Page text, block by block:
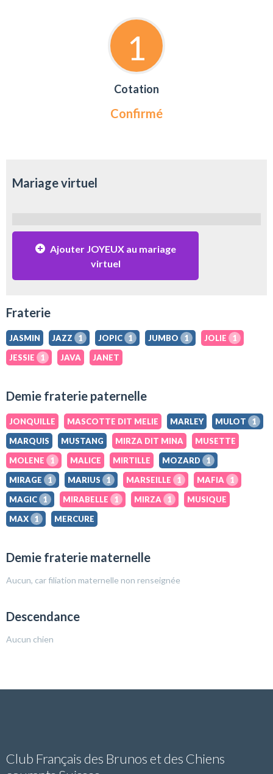
1
Cotation
Confirmé
Mariage virtuel
Ajouter JOYEUX au mariage
virtuel
Fraterie
JASMIN JAZZ 1 JOPIC 1 JUMBO 1 JOLIE
1
JESSIE
1 JAVA JANET
Demie fraterie paternelle
JONQUILLE MASCOTTE DIT MELIE MARLEY MULOT
1
MARQUIS
MUSTANG MIRZA DIT MINA
MUSETTE
MOLENE
1 MALICE MIRTILLE MOZARD
1
MIRAGE
1 MARIUS 1 MARSEILLE 1 MAFIA
1
MAGIC
1 MIRABELLE 1 MIRZA 1
MUSIQUE
MAX
1 MERCURE
Demie fraterie maternelle
Aucun, car filiation maternelle non renseignée
Descendance
Aucun chien
Club Français des Brunos et des Chiens